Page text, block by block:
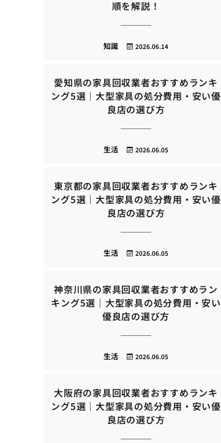
順を解説！
2026.06.14
知識
愛知県の家具回収業者おすすめランキ
ング5選｜大型家具の処分費用・安い優
良店の選び方
2026.06.05
生活
東京都の家具回収業者おすすめランキ
ング5選｜大型家具の処分費用・安い優
良店の選び方
2026.06.05
生活
神奈川県の家具回収業者おすすめラン
キング5選｜大型家具の処分費用・安い
優良店の選び方
2026.06.05
生活
大阪府の家具回収業者おすすめランキ
ング5選｜大型家具の処分費用・安い優
良店の選び方